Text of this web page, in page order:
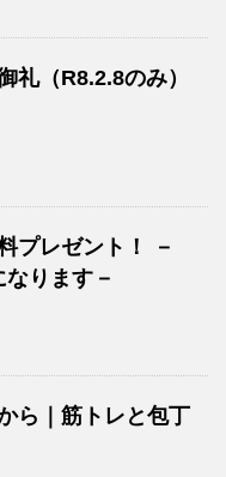
（R8.2.8のみ）
プレゼント！ －
ります－
ら｜筋トレと包丁